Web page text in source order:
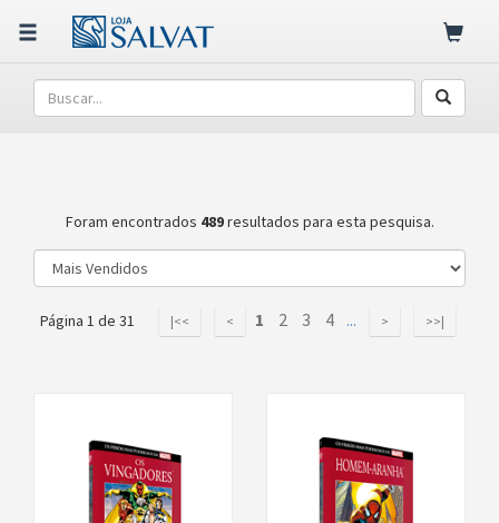
Foram encontrados 489resultados para esta pesquisa.
Página 1 de 31 |<< < 1 2 3 4 ... > >>|